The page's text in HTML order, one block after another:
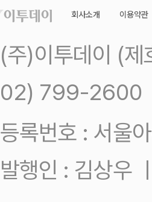
회사소개 이용약관
(주)이투데이 (
02) 799-2600
등록번호 : 서울
발행인 : 김상우